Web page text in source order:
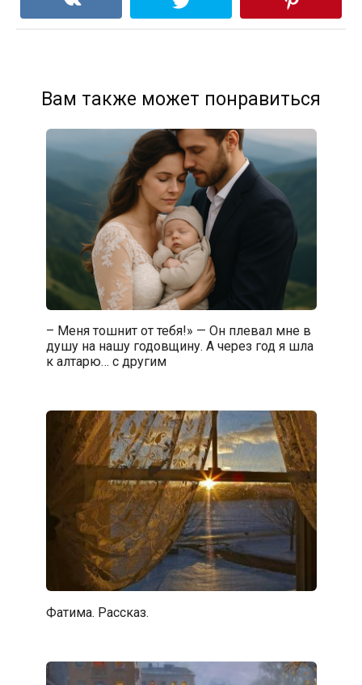
Вам также может понравиться
– Меня тошнит от тебя!» — Он плевал мне в
душу на нашу годовщину. А через год я шла
к алтарю… с другим
Фатима. Рассказ.